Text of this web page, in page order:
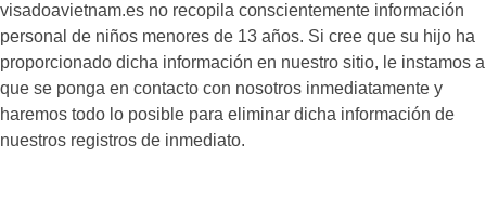
visadoavietnam.es no recopila conscientemente información
personal de niños menores de 13 años. Si cree que su hijo ha
proporcionado dicha información en nuestro sitio, le instamos a
que se ponga en contacto con nosotros inmediatamente y
haremos todo lo posible para eliminar dicha información de
nuestros registros de inmediato.